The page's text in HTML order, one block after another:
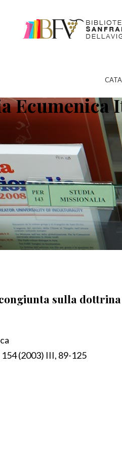
Ecumenica
sulla
154 (2003) III, 89-125